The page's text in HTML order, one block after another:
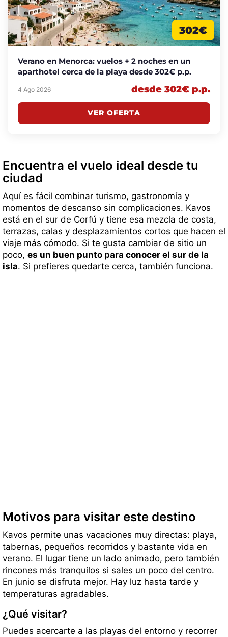
302€
Verano en Menorca: vuelos + 2 noches en un
aparthotel cerca de la playa desde 302€ p.p.
4 Ago 2026 desde 302€ p.p.
VER OFERTA
Encuentra el vuelo ideal desde tu
ciudad
Aquí es fácil combinar turismo, gastronomía y
momentos de descanso sin complicaciones. Kavos
está en el sur de Corfú y tiene esa mezcla de costa,
terrazas, calas y desplazamientos cortos que hacen el
viaje más cómodo. Si te gusta cambiar de sitio un
poco, es un buen punto para conocer el sur de la
isla. Si prefieres quedarte cerca, también funciona.
Motivos para visitar este destino
Kavos permite unas vacaciones muy directas: playa,
tabernas, pequeños recorridos y bastante vida en
verano. El lugar tiene un lado animado, pero también
rincones más tranquilos si sales un poco del centro.
En junio se disfruta mejor. Hay luz hasta tarde y
temperaturas agradables.
¿Qué visitar?
Puedes acercarte a las playas del entorno y recorrer